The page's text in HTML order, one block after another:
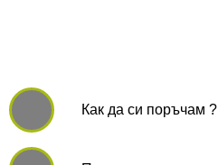
Как да си поръчам ?